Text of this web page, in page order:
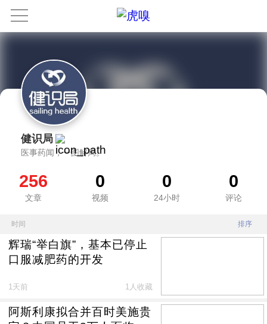
健识局
医事药闻，一图解局。
256
文章
0
视频
0
24小时
0
评论
时间 排序
辉瑞“举白旗”，基本已停止
口服减肥药的开发
1天前 1人收藏
阿斯利康拟合并百时美施贵